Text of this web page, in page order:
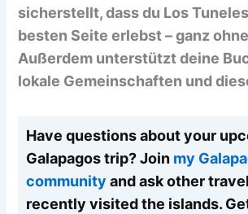
sicherstellt, dass du Los
besten Seite erlebst – ganz
Außerdem unterstützt deine
lokale Gemeinschaften und
Have questions about your
Galapagos trip? Join my
community and ask other
recently visited the islands.